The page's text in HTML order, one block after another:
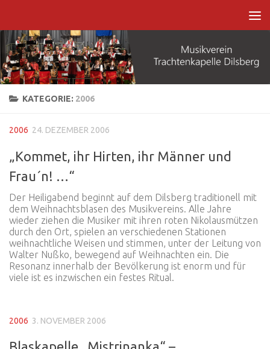
KATEGORIE: 2006
2006 24. DEZEMBER 2006
„Kommet, ihr Hirten, ihr Männer und
Frau´n! …“
Der Heiligabend beginnt auf dem Dilsberg traditionell mit
dem Weihnachtsblasen des Musikvereins. Alle Jahre
wieder ziehen die Musiker mit ihren roten Nikolausmützen
durch den Ort, spielen an verschiedenen Stationen
weihnachtliche Weisen und stimmen, unter der Leitung von
Walter Nußko, bewegend auf Weihnachten ein. Die
Resonanz innerhalb der Bevölkerung ist enorm und für
viele ist es inzwischen ein festes Ritual.
2006 3. NOVEMBER 2006